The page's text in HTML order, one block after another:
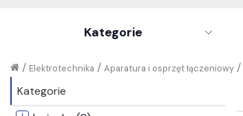
Kategorie
/
Aparatura i osprzęt łączeniowy
/
Elektrotechnika
/
Kategorie